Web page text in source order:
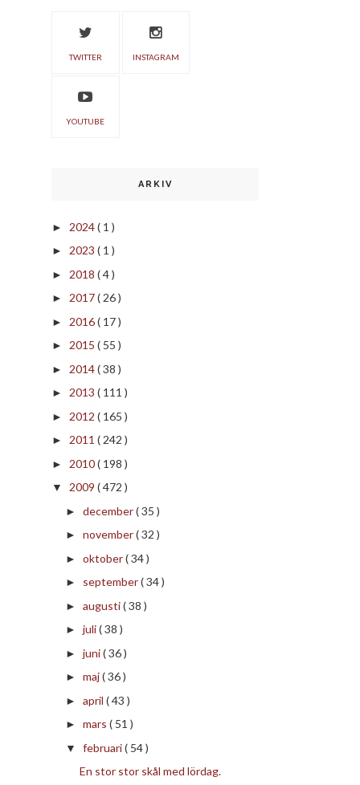
TWITTER INSTAGRAM
YOUTUBE
ARKIV
► 2024( 1 )
► 2023 ( 1 )
► 2018 ( 4 )
► 2017( 26 )
► 2016( 17 )
► 2015 ( 55 )
► 2014( 38 )
► 2013 ( 111 )
► 2012 ( 165 )
► 2011 ( 242 )
► 2010( 198 )
▼ 2009 ( 472 )
► december( 35 )
► november( 32 )
► oktober( 34 )
► september( 34 )
► augusti( 38 )
► juli( 38 )
► juni( 36 )
► maj( 36 )
► april ( 43 )
► mars ( 51 )
▼ februari( 54 )
En stor stor skål med lördag.